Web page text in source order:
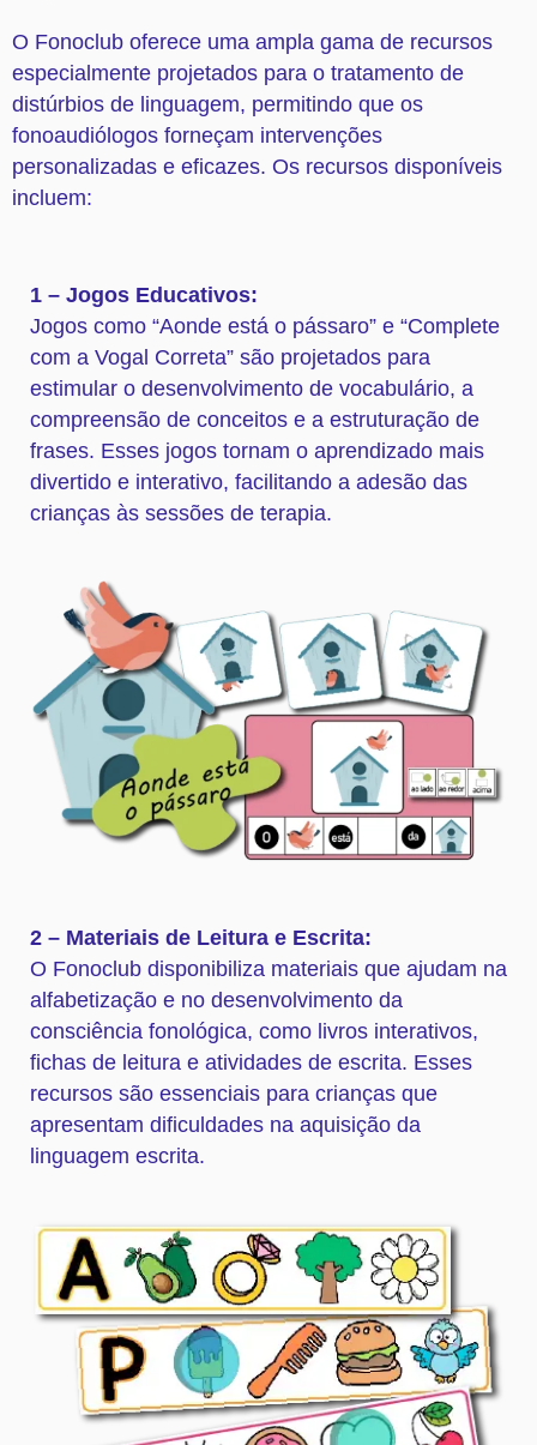
O Fonoclub oferece uma ampla gama de recursos
especialmente projetados para o tratamento de
distúrbios de linguagem, permitindo que os
fonoaudiólogos forneçam intervenções
personalizadas e eficazes. Os recursos disponíveis
incluem:
1 – Jogos Educativos:
Jogos como “Aonde está o pássaro” e “Complete
com a Vogal Correta” são projetados para
estimular o desenvolvimento de vocabulário, a
compreensão de conceitos e a estruturação de
frases. Esses jogos tornam o aprendizado mais
divertido e interativo, facilitando a adesão das
crianças às sessões de terapia.
2 – Materiais de Leitura e Escrita:
O Fonoclub disponibiliza materiais que ajudam na
alfabetização e no desenvolvimento da
consciência fonológica, como livros interativos,
fichas de leitura e atividades de escrita. Esses
recursos são essenciais para crianças que
apresentam dificuldades na aquisição da
linguagem escrita.